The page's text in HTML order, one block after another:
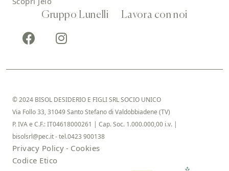
Gruppo Lunelli Lavora con noi
© 2024 BISOL DESIDERIO E FIGLI SRL SOCIO UNICO
Via Follo 33, 31049 Santo Stefano di Valdobbiadene (TV)
P. IVA e C.F.: IT04618000261 | Cap. Soc. 1.000.000,00 i.v. |
bisolsrl@pec.it - tel.0423 900138
Privacy Policy - Cookies
Codice Etico